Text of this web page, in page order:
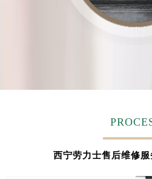
西宁劳力士售后维修